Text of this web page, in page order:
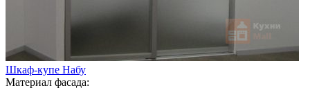
Шкаф-купе Набу
Материал фасада: